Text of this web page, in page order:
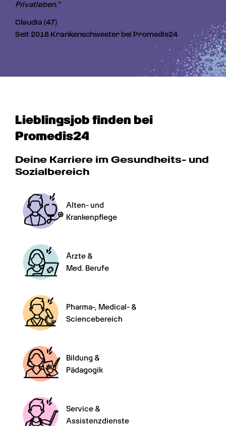
Privatleben."
Claudia (47)
Seit 2018 Krankenschwester bei Promedis24
Lieblingsjob finden bei
Promedis24
Deine Karriere im Gesundheits- und
Sozialbereich
Alten- und
Krankenpflege
Ärzte &
Med. Berufe
Pharma-, Medical- &
Sciencebereich
Bildung &
Pädagogik
Service &
Assistenzdienste